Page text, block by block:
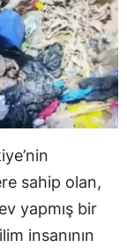
sahip olan,
yapmış bir
insanının